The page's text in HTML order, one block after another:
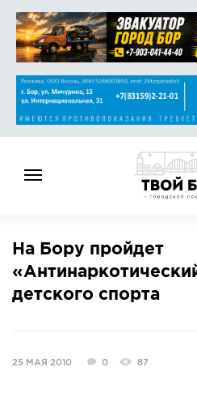
НОВОСТИ
СПРАВОЧНИК
ОБЪЯВЛЕНИЯ
АФИША
На Бору пройдет
детского спорта
25 МАЯ 2010 0 87